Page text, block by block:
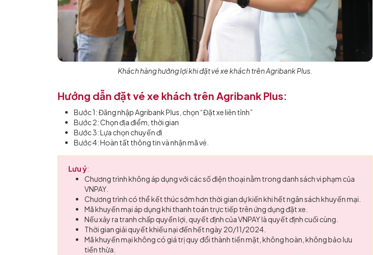
Khách hàng hưởng lợi khi đặt vé xe khách trên Agribank Plus.
Hướng dẫn đặt vé xe khách trên Agribank Plus:
Bước 1: Đăng nhập Agribank Plus, chọn “Đặt xe liên tỉnh”
Bước 2: Chọn địa điểm, thời gian
Bước 3: Lựa chọn chuyến đi
Bước 4: Hoàn tất thông tin và nhận mã vé.
Lưu ý:
Chương trình không áp dụng với các số điện thoại nằm trong danh sách vi phạm của
VNPAY.
Chương trình có thể kết thúc sớm hơn thời gian dự kiến khi hết ngân sách khuyến mại.
Mã khuyến mại áp dụng khi thanh toán trực tiếp trên ứng dụng đặt xe.
Nếu xảy ra tranh chấp quyền lợi, quyết định của VNPAY là quyết định cuối cùng.
Thời gian giải quyết khiếu nại đến hết ngày 20/11/2024.
Mã khuyến mại không có giá trị quy đổi thành tiền mặt, không hoàn, không bảo lưu
tiền thừa.